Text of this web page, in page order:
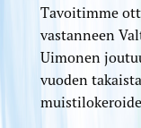
Tavoitimme
vastanneen
Uimonen
vuoden